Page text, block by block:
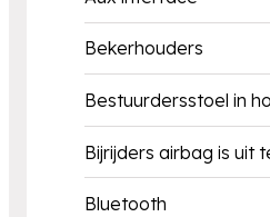
Bekerhouders
Bestuurdersstoel in
Bijrijders airbag is uit
Bluetooth